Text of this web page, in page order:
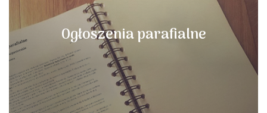
Ogłoszenia parafialne